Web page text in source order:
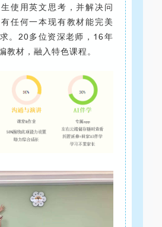
使用英文思考，并解决问
任何一本现有教材能完美
。20多位资深老师，16年
教材，融入特色课程。